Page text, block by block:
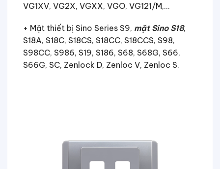
VG1XV, VG2X, VGXX, VGO, VG121/M,…
+ Mặt thiết bị Sino Series S9, mặt Sino S18,
S18A, S18C, S18CS, S18CC, S18CCS, S98,
S98CC, S986, S19, S186, S68, S68G, S66,
S66G, SC, Zenlock D, Zenloc V, Zenloc S.